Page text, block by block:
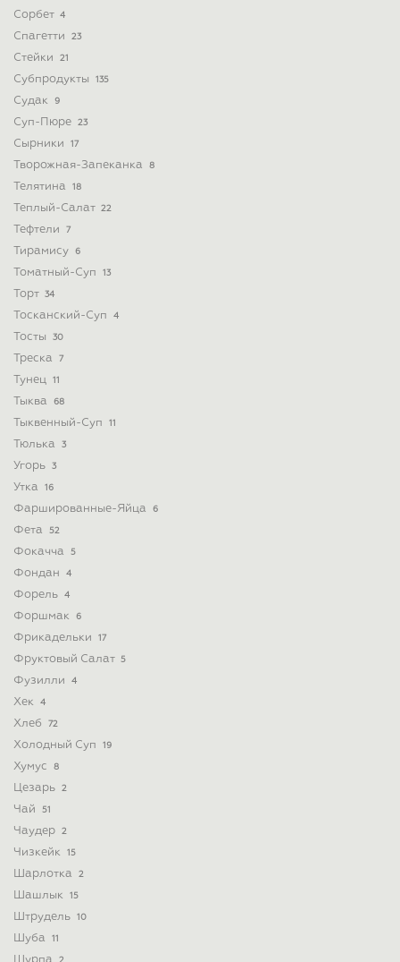
Сорбет 4
Спагетти 23
Стейки 21
Субпродукты 135
Судак 9
Суп-Пюре 23
Сырники 17
Творожная-Запеканка 8
Телятина 18
Теплый-Салат 22
Тефтели 7
Тирамису 6
Томатный-Суп 13
Торт 34
Тосканский-Суп 4
Тосты 30
Треска 7
Тунец 11
Тыква 68
Тыквенный-Суп 11
Тюлька 3
Угорь 3
Утка 16
Фаршированные-Яйца 6
Фета 52
Фокачча 5
Фондан 4
Форель 4
Форшмак 6
Фрикадельки 17
Фруктовый Салат 5
Фузилли 4
Хек 4
Хлеб 72
Холодный Суп 19
Хумус 8
Цезарь 2
Чай 51
Чаудер 2
Чизкейк 15
Шарлотка 2
Шашлык 15
Штрудель 10
Шуба 11
Шурпа 2